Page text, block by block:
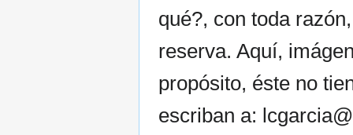
qué?, con toda
reserva. Aquí,
propósito, éste no
escriban a: